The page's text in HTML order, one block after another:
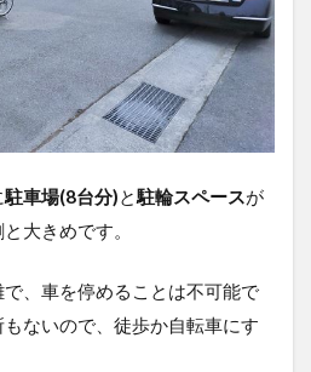
駐車場(8台分)と駐輪スペースが
大きめです。
、車を停めることは不可能で
ないので、徒歩か自転車にす